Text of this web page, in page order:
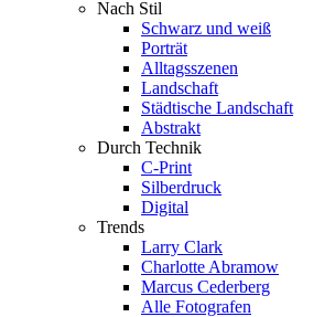
Nach Stil
Schwarz und weiß
Porträt
Alltagsszenen
Landschaft
Städtische Landschaft
Abstrakt
Durch Technik
C-Print
Silberdruck
Digital
Trends
Larry Clark
Charlotte Abramow
Marcus Cederberg
Alle Fotografen